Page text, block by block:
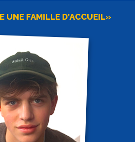
UNE FAMILLE D’ACCUEIL»